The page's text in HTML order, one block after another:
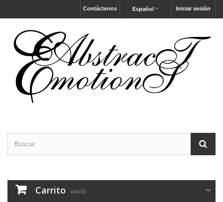
Iniciar sesión
Español
Contáctenos
Carrito vacío